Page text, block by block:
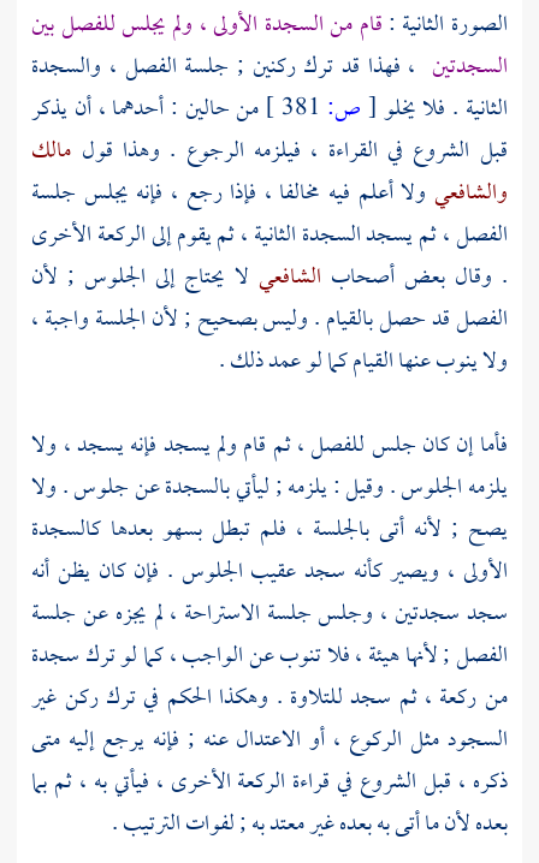
الصورة الثانية :قام من السجدة الأولى ، ولم يجلس للفصل بين
السجدتين ، فهذا قد ترك ركنين ; جلسة الفصل ، والسجدة
الثانية . فلا يخلو[ص:
من حالين : أحدهما ، أن يذكر
قبل الشروع في القراءة ، فيلزمه الرجوع . وهذا قول مالك
والشافعي ولا أعلم فيه مخالفا ، فإذا رجع ، فإنه يجلس جلسة
الفصل ، ثم يسجد السجدة الثانية ، ثم يقوم إلى الركعة الأخرى
. وقال بعض أصحاب الشافعي لا يحتاج إلى الجلوس ; لأن
الفصل قد حصل بالقيام . وليس بصحيح ; لأن الجلسة واجبة ،
ولا ينوب عنها القيام كما لو عمد ذلك .
فأما إن كان جلس للفصل ، ثم قام ولم يسجد فإنه يسجد ، ولا
يلزمه الجلوس . وقيل : يلزمه ; ليأتي بالسجدة عن جلوس . ولا
يصح ; لأنه أتى بالجلسة ، فلم تبطل بسهو بعدها كالسجدة
الأولى ، ويصير كأنه سجد عقيب الجلوس . فإن كان يظن أنه
سجد سجدتين ، وجلس جلسة الاستراحة ، لم يجزه عن جلسة
الفصل ; لأنها هيئة ، فلا تنوب عن الواجب ، كما لو ترك سجدة
من ركعة ، ثم سجد للتلاوة . وهكذا الحكم في ترك ركن غير
السجود مثل الركوع ، أو الاعتدال عنه ; فإنه يرجع إليه متى
ذكره ، قبل الشروع في قراءة الركعة الأخرى ، فيأتي به ، ثم بما
بعده لأن ما أتى به بعده غير معتد به ; لفوات الترتيب .